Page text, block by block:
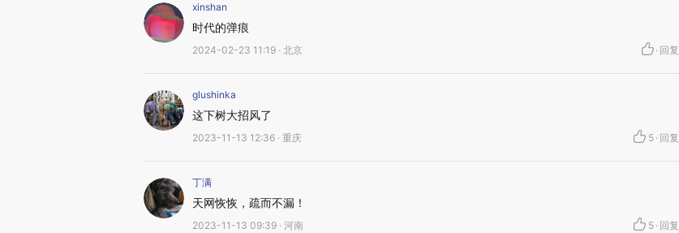
xinshan
时代的弹痕
2024-02-23 11:19 · 北京 · 回复
glushinka
这下树大招风了
2023-11-13 12:36 · 重庆 5 · 回复
丁满
天网恢恢，疏而不漏！
2023-11-13 09:39 · 河南 5 · 回复